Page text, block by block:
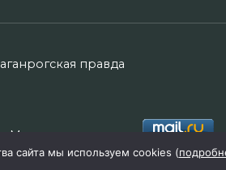
правда
сайта мы используем cookies (